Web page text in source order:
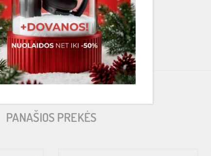
PANAŠIOS PREKĖS